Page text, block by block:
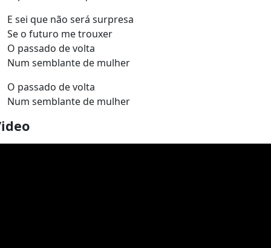
E sei que não será surpresa
Se o futuro me trouxer
O passado de volta
Num semblante de mulher
O passado de volta
Num semblante de mulher